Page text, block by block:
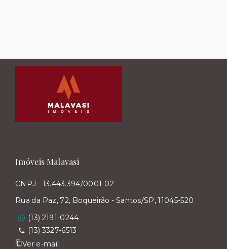
Imóveis Malavasi
CNPJ - 13.443.394/0001-02
Rua da Paz, 72, Boqueirão - Santos/SP, 11045-520
(13) 2191-0244
(13) 3327-6513
Ver e-mail